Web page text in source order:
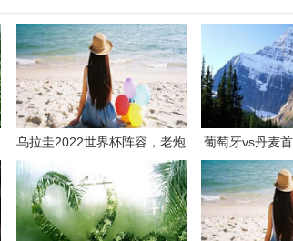
乌拉圭2022世界杯阵容，老炮
压阵+新星崛起，能否续写荣
光？
葡萄牙vs丹麦
些看